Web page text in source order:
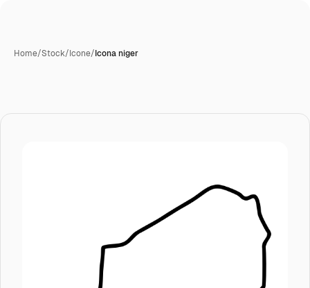
Home/Stock/Icone/Icona niger